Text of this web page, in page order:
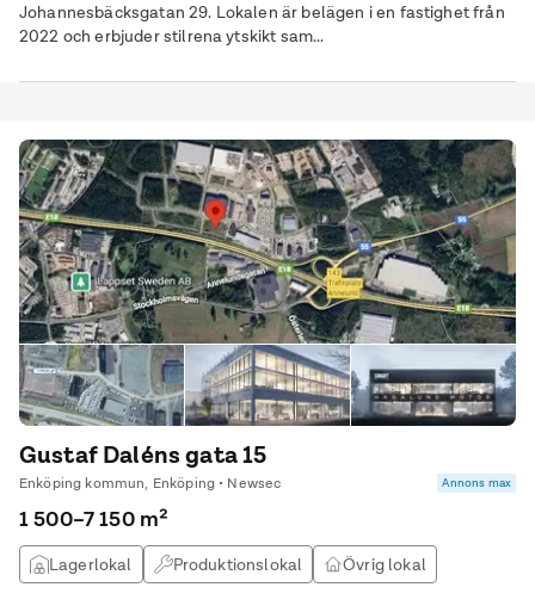
Johannesbäcksgatan 29. Lokalen är belägen i en fastighet från
2022 och erbjuder stilrena ytskikt sam...
Gustaf Daléns gata 15
Enköping kommun, Enköping • Newsec Annons max
1 500–7 150 m²
Lagerlokal Produktionslokal
Övrig lokal